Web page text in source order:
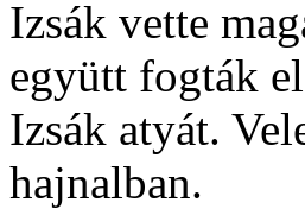
Izsák vette
együtt fogták
Izsák atyát.
hajnalban.